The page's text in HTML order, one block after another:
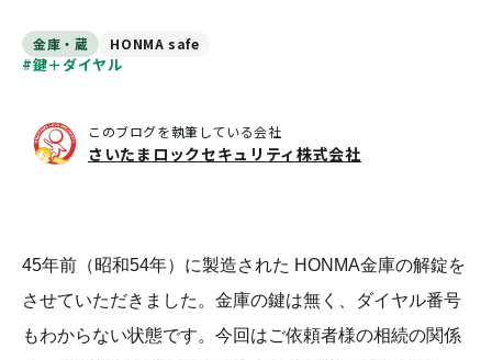
金庫・蔵 HONMA safe
#鍵＋ダイヤル
このブログを執筆している会社
さいたまロックセキュリティ株式会社
45年前（昭和54年）に製造された HONMA金庫の解錠を
させていただきました。金庫の鍵は無く、ダイヤル番号
もわからない状態です。今回はご依頼者様の相続の関係